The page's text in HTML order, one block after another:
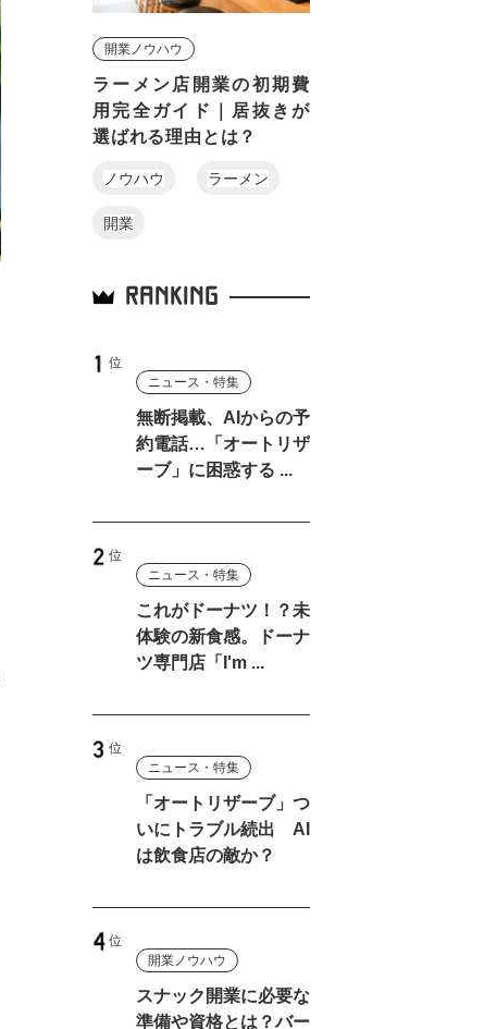
開業ノウハウ
ラーメン店開業の初期費
用完全ガイド｜居抜きが
選ばれる理由とは？
ノウハウ ラーメン
開業
RANKING
ニュース・特集
無断掲載、AIからの予
約電話…「オートリザ
ーブ」に困惑する ...
ニュース・特集
これがドーナツ！？未
体験の新食感。ドーナ
ツ専門店「I'm ...
ニュース・特集
「オートリザーブ」つ
いにトラブル続出 AI
は飲食店の敵か？
開業ノウハウ
スナック開業に必要な
準備や資格とは？バー